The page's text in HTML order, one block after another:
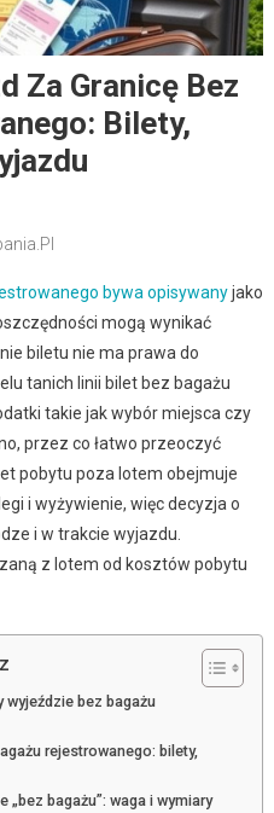
Za Granicę Bez
Bilety,
bywa opisywanyjako
mogą wynikać
biletu nie ma prawa do
tanich linii bilet bez bagażu
takie jak wybór miejsca czy
przez co łatwo przeoczyć
pobytu poza lotem obejmuje
i wyżywienie, więc decyzja o
i w trakcie wyjazdu.
z lotem od kosztów pobytu
bez bagażu
rejestrowanego: bilety,
„bez bagażu”: waga i wymiary